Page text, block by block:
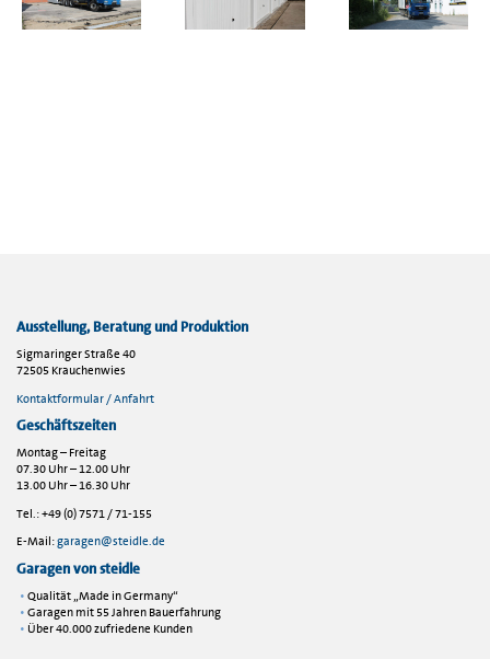
Ausstellung, Beratung und Produktion
Sigmaringer Straße 40
72505 Krauchenwies
Kontaktformular / Anfahrt
Geschäftszeiten
Montag – Freitag
07.30 Uhr – 12.00 Uhr
13.00 Uhr – 16.30 Uhr
Tel.: +49 (0) 7571 / 71-155
E-Mail:garagen@steidle.de
Garagen von steidle
Qualität „Made in Germany“
Garagen mit 55 Jahren Bauerfahrung
Über 40.000 zufriedene Kunden